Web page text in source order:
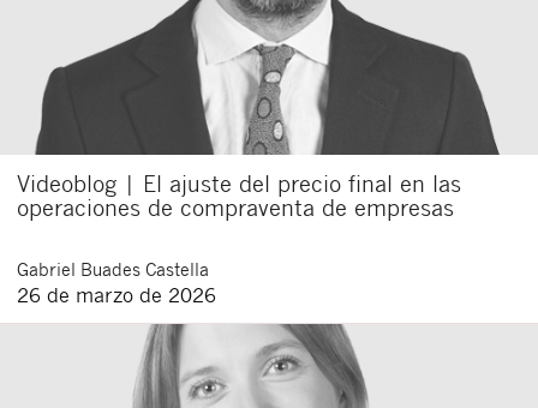
Videoblog | El ajuste del precio final en las
operaciones de compraventa de empresas
Gabriel Buades Castella
26 de marzo de 2026